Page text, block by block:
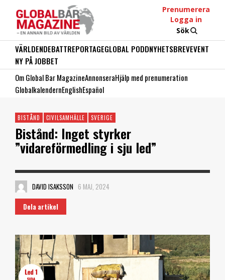
Prenumerera
Logga in
Sök
VÄRLDENDEBATTREPORTAGEGLOBAL PODDNYHETSBREVEVENT
NY PÅ JOBBET
Om Global Bar MagazineAnnonseraHjälp med prenumeration
GlobalkalendernEnglishEspañol
BISTÅND CIVILSAMHÄLLE SVERIGE
Bistånd: Inget styrker
”vidareförmedling i sju led”
DAVID ISAKSSON 6 MAJ, 2024
Dela artikel